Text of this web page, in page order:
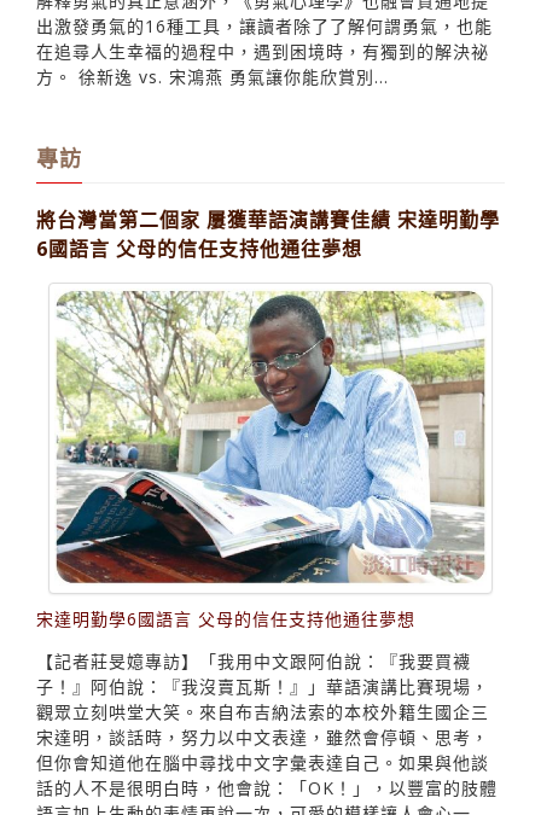
公司 索書號：199.65 /8657 記者／梁凱芹 攝影／陳翰
德、林奕宏 書摘： 到底什麼是真正的「勇氣」？《勇氣心
理學》用個體心理學創始者阿德勒對人生的三個任務－工
出激發勇氣的16種工具，讓讀者除了了解何謂勇氣，也能
在追尋人生幸福的過程中，遇到困境時，有獨到的解決祕
專訪
將台灣當第二個家 屢獲華語演講賽佳績 宋達明勤學
6國語言 父母的信任支持他通往夢想
宋達明勤學6國語言 父母的信任支持他通往夢想
【記者莊旻嬑專訪】「我用中文跟阿伯說：『我要買襪
子！』阿伯說：『我沒賣瓦斯！』」華語演講比賽現場，